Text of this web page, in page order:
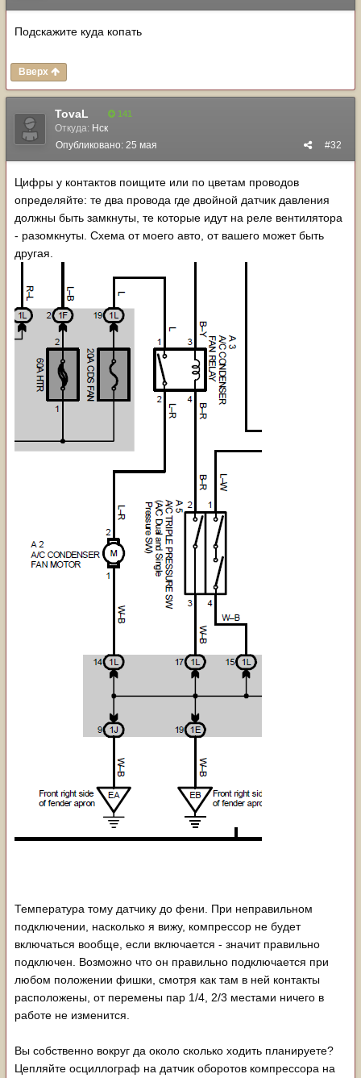
Подскажите куда копать
Вверх
TovaL 141
Откуда: Нск
#32
Опубликовано: 25 мая
Цифры у контактов поищите или по цветам проводов
определяйте: те два провода где двойной датчик давления
должны быть замкнуты, те которые идут на реле вентилятора
- разомкнуты. Схема от моего авто, от вашего может быть
другая.
Температура тому датчику до фени. При неправильном
подключении, насколько я вижу, компрессор не будет
включаться вообще, если включается - значит правильно
подключен. Возможно что он правильно подключается при
любом положении фишки, смотря как там в ней контакты
расположены, от перемены пар 1/4, 2/3 местами ничего в
работе не изменится.
Вы собственно вокруг да около сколько ходить планируете?
Цепляйте осциллограф на датчик оборотов компрессора на